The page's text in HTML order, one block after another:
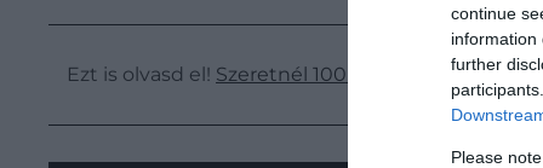
continue
information
further
Please
Ezt is olvasd el! Szeretnél 100 évig élni? Ez a 4